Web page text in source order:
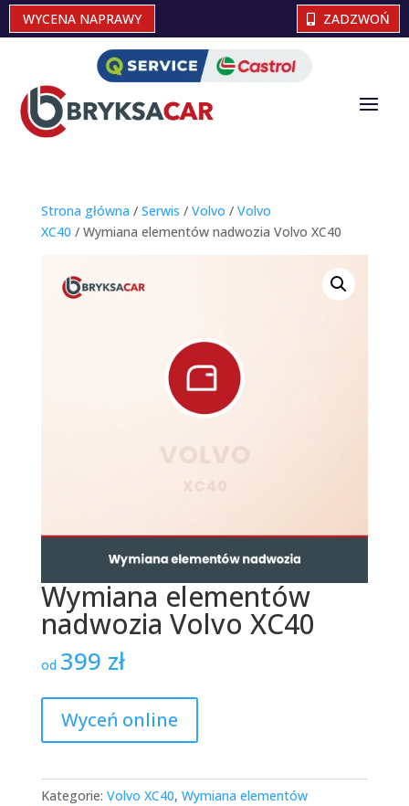
WYCENA NAPRAWY ZADZWOŃ
Strona główna / Serwis / Volvo / Volvo
XC40 / Wymiana elementów nadwozia Volvo XC40
Wymiana elementów
nadwozia Volvo XC40
od 399 zł
Wyceń online
Kategorie: Volvo XC40, Wymiana elementów